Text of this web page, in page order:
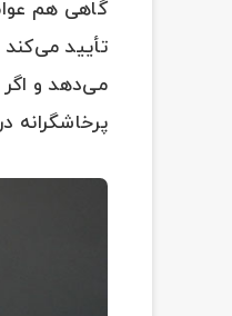
گاهی هم
تأیید می‌کند
می‌دهد و اگر
پرخاشگرانه